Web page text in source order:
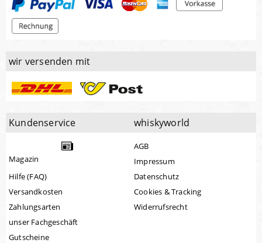
wir versenden mit
Kundenservice
Magazin
Hilfe (FAQ)
Versandkosten
Zahlungsarten
unser Fachgeschäft
Gutscheine
whiskyworld
AGB
Impressum
Datenschutz
Cookies & Tracking
Widerrufsrecht